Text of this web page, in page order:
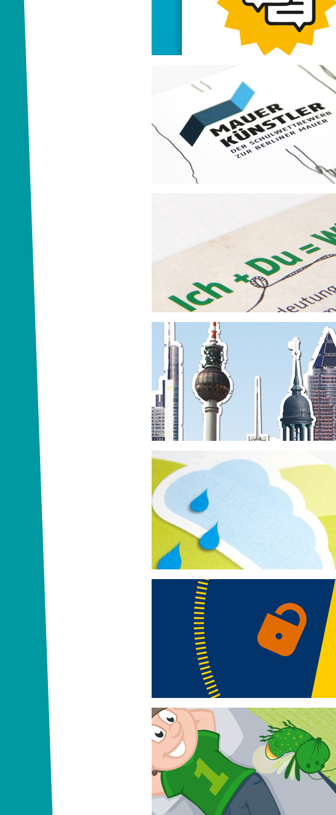
Egmont Ehapa Media
Lehrerhandreichung
Bundesstiftung Aufarbeitung
Wettbewerb zum Thema Mauer
Bewegung in die Pause!
TOGGO SPORTS | Super RTL
Sei mit von der Partei!
ZDF logo!, die Kindernachrichten des ZDF
Mach dir ein Bild vom Klima!
Bundesverband der Deutschen Volksbanken
Raiffeisenbanken e. V. (BVR)
Kreativwettbewerb zum Thema Klimawandel
Handys kompetent nutzen
Informationszentrum Mobilfunk e.V.
Unterrichtsmaterial zur Medienkompetenz
Mein erstes Tiersprachbuch
Das Telefonbuch-Servicegesellschaft mbH Kinderheft
zum Thema der Sprache der Tiere